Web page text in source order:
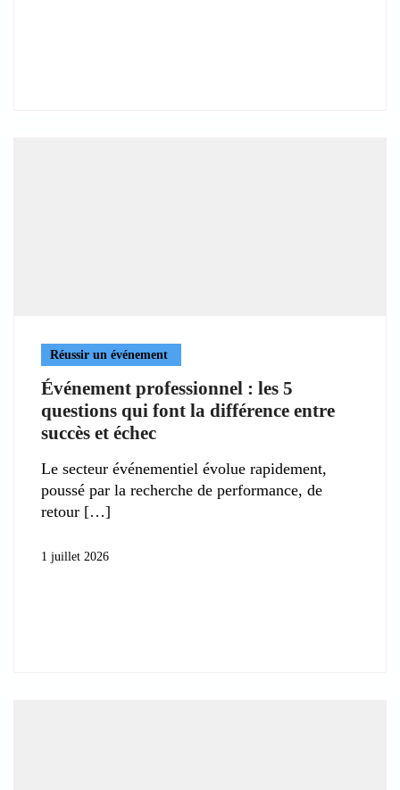
Réussir un événement
Événement professionnel : les 5
questions qui font la différence entre
succès et échec
Le secteur événementiel évolue rapidement,
poussé par la recherche de performance, de
retour
1 juillet 2026